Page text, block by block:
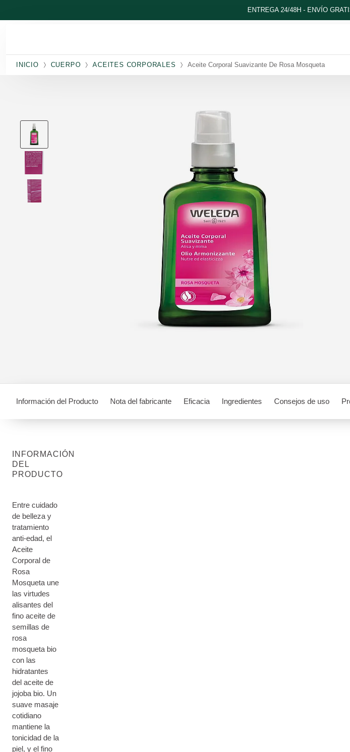
ENTREGA 24/48H - ENVÍO
INICIO CUERPO ACEITES CORPORALES Aceite Corporal Suavizante De Rosa Mosqueta
Información del Producto Nota del fabricante Eficacia Ingredientes Consejos de uso
INFORMACIÓN
DEL
PRODUCTO
Entre cuidado
de belleza y
tratamiento
anti-edad, el
Aceite
Corporal de
Rosa
Mosqueta une
las virtudes
alisantes del
fino aceite de
semillas de
rosa
mosqueta bio
con las
hidratantes
del aceite de
jojoba bio. Un
suave masaje
cotidiano
mantiene la
tonicidad de la
piel, y el fino